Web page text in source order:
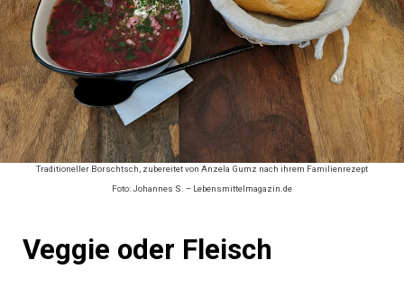
Traditioneller Borschtsch, zubereitet von Anzela Gumz nach ihrem Familienrezept
Foto: Johannes S. – Lebensmittelmagazin.de
Veggie oder Fleisch